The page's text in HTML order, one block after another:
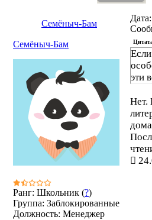
Семёныч-Бам
Семёныч-Бам
Ранг: Школьник (?)
Группа: Заблокированные
Должность: Менеджер
эти
Нет.